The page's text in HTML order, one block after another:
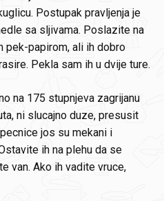
Postupak pravljenja je
sa sljivama. Poslazite na
pek-papirom, ali ih dobro
Pekla sam ih u dvije ture.
na 175 stupnjeva zagrijanu
ni slucajno duze, presusit
jos su mekani i
ih na plehu da se
van. Ako ih vadite vruce,